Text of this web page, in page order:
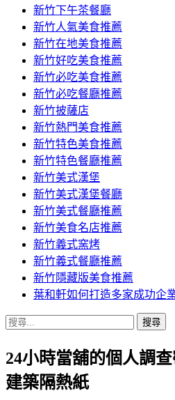
新竹下午茶餐廳
新竹人氣美食推薦
新竹在地美食推薦
新竹好吃美食推薦
新竹必吃美食推薦
新竹必吃餐廳推薦
新竹披薩店
新竹熱門美食推薦
新竹特色美食推薦
新竹特色餐廳推薦
新竹美式漢堡
新竹美式漢堡餐廳
新竹美式餐廳推薦
新竹美食名店推薦
新竹義式窯烤
新竹義式餐廳推薦
新竹隱藏版美食推薦
葉和軒如何打造多家成功企
搜
關
鍵
字:
24小時當舖的個人調
建築隔熱紙